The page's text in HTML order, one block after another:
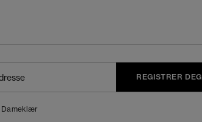
REGISTRER DEG
Dameklær